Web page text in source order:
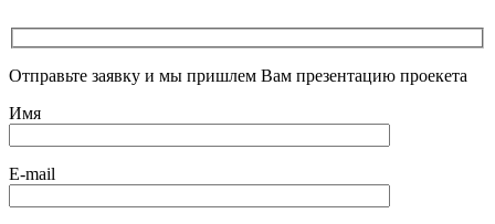
Отправьте заявку и мы пришлем Вам презентацию проекета
Имя
E-mail